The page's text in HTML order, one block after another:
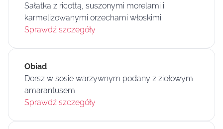
Sałatka z ricottą, suszonymi morelami i
karmelizowanymi orzechami włoskimi
Sprawdź szczegóły
Obiad
Dorsz w sosie warzywnym podany z ziołowym
amarantusem
Sprawdź szczegóły